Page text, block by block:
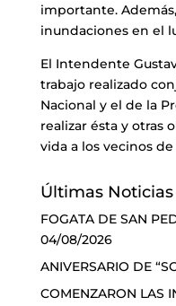
importante.
inundaciones en el
El Intendente
trabajo realizado
Nacional y el de la
realizar ésta y otras
vida a los vecinos
Últimas Noticias
FOGATA DE SAN
04/08/2026
ANIVERSARIO DE
COMENZARON LAS